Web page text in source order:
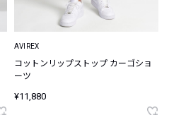
AVIREX
コットンリップストップ カーゴショ
ーツ
¥11,880